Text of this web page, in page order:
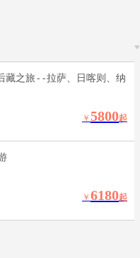
藏之旅--拉萨、日喀则、纳
￥ 5800起
￥ 6180起